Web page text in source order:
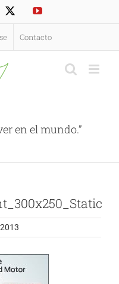
YouTube
Contacto
en el mundo.”